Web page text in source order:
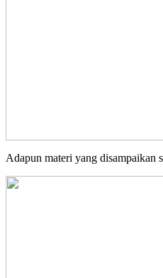
Adapun materi yang disampaikan